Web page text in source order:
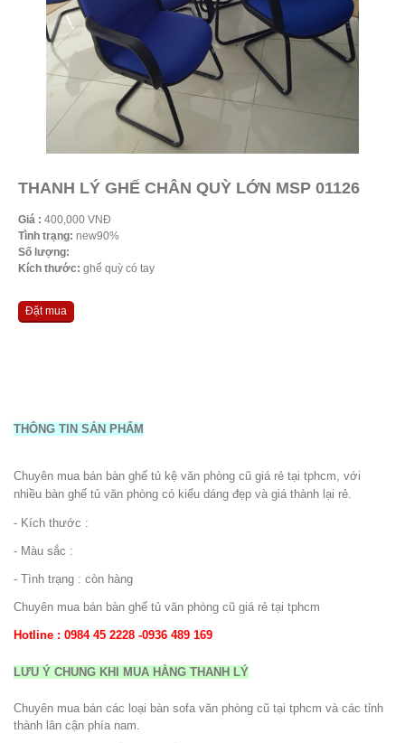
THANH LÝ GHẾ CHÂN QUỲ LỚN MSP 01126
Giá : 400,000 VNĐ
Tình trạng: new90%
Số lượng:
Kích thước: ghế quỳ có tay
Đặt mua
THÔNG TIN SẢN PHẨM
Chuyên mua bán bàn ghế tủ kệ văn phòng cũ giá rẻ tại tphcm, với
nhiều bàn ghế tủ văn phòng có kiểu dáng đẹp và giá thành lại rẻ.
- Kích thước :
- Màu sắc :
- Tình trạng : còn hàng
Chuyên mua bán bàn ghế tủ văn phòng cũ giá rẻ tại tphcm
Hotline : 0984 45 2228 -0936 489 169
LƯU Ý CHUNG KHI MUA HÀNG THANH LÝ
Chuyên mua bán các loại bàn sofa văn phòng cũ tại tphcm và các tỉnh
thành lân cận phía nam.